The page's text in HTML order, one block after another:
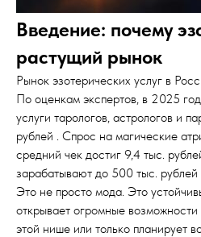
Введение: почему
растущий рынок
Рынок эзотерических услуг в
По оценкам экспертов, в 2025
услуги тарологов, астрологов и
рублей . Спрос на магические
средний чек достиг 9,4 тыс.
зарабатывают до 500 тыс. рублей
Это не просто мода. Это
открывает огромные возможности
этой нише или только планирует